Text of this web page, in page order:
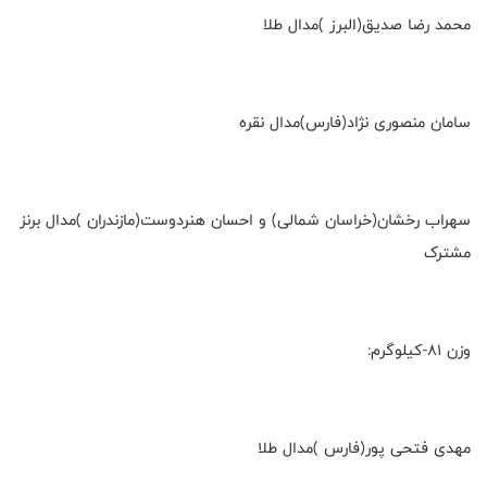
محمد رضا صدیق(البرز )مدال طلا
سامان منصوری نژاد(فارس)مدال نقره
سهراب رخشان(خراسان شمالی) و احسان هنردوست(مازندران )مدال برنز
مشترک
وزن ۸۱-کیلوگرم:
مهدی فتحی پور(فارس )مدال طلا